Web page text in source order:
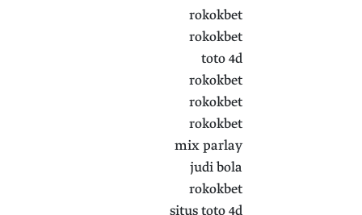
rokokbet
rokokbet
toto 4d
rokokbet
rokokbet
rokokbet
mix parlay
judi bola
rokokbet
situs toto 4d